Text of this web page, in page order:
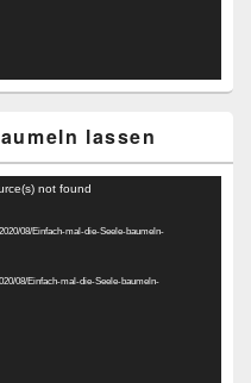
lassen
not found
08/Einfach-mal-die-Seele-baumeln-
08/Einfach-mal-die-Seele-baumeln-